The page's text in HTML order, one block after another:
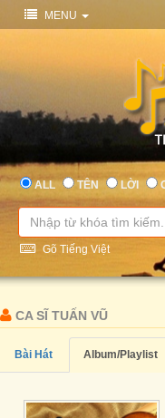
MENU
ALL TÊN LỜI
Gõ Tiếng Việt
CA SĨ TUẤN VŨ
Bài Hát Album/Playlist